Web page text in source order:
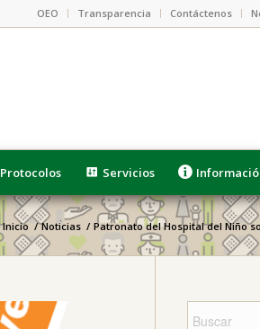
OEO Transparencia Contáctenos
Protocolos Servicios
Inicio / Noticias / Patronato del Hospital del Niño